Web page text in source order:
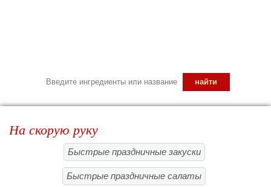
На скорую руку
Быстрые праздничные закуски
Быстрые праздничные салаты